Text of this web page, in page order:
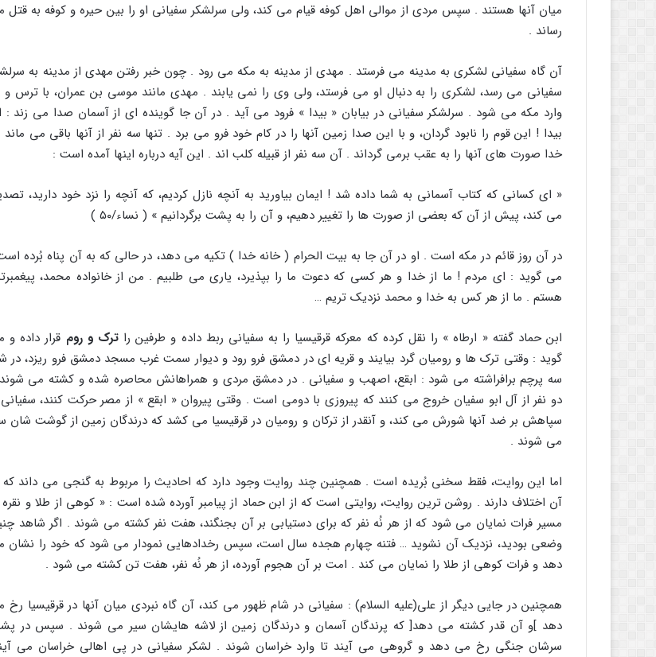
میان آنها هستند . سپس مردى از موالى اهل کوفه قیام مى کند، ولى سرلشکر سفیانى او را بین حیره و کوفه به قتل
رساند .
آن گاه سفیانى لشکرى به مدینه مى فرستد . مهدى از مدینه به مکه مى رود . چون خبر رفتن مهدى از مدینه به
سفیانى مى رسد، لشکرى را به دنبال او مى فرستد، ولى وى را نمى یابند . مهدى مانند موسى بن عمران، با ترس و
وارد مکه مى شود . سرلشکر سفیانى در بیابان « بیدا » فرود مى آید . در آن جا گوینده اى از آسمان صدا مى زند :
بیدا ! این قوم را نابود گردان، و با این صدا زمین آنها را در کام خود فرو مى برد . تنها سه نفر از آنها باقى مى ماند
خدا صورت هاى آنها را به عقب برمى گرداند . آن سه نفر از قبیله کلب اند . این آیه درباره اینها آمده است :
« اى کسانى که کتاب آسمانى به شما داده شد ! ایمان بیاورید به آنچه نازل کردیم، که آنچه را نزد خود دارید،
مى کند، پیش از آن که بعضى از صورت ها را تغییر دهیم، و آن را به پشت برگردانیم » ( نساء/۵۰ )
در آن روز قائم در مکه است . او در آن جا به بیت الحرام ( خانه خدا ) تکیه مى دهد، در حالى که به آن پناه بُرده
مى گوید : اى مردم ! ما از خدا و هر کسى که دعوت ما را بپذیرد، یارى مى طلبیم . من از خانواده محمد،
هستم . ما از هر کس به خدا و محمد نزدیک تریم …
ابن حماد گفته « ارطاه » را نقل کرده که معرکه قرقیسیا را به سفیانى ربط داده و طرفین را ترک و روم قرار داده و
گوید : وقتى ترک ها و رومیان گرد بیایند و قریه اى در دمشق فرو رود و دیوار سمت غرب مسجد دمشق فرو ریزد، در
سه پرچم برافراشته مى شود : ابقع، اصهب و سفیانى . در دمشق مردى و همراهانش محاصره شده و کشته مى
دو نفر از آل ابو سفیان خروج مى کنند که پیروزى با دومى است . وقتى پیروان « ابقع » از مصر حرکت کنند، سفیانى
سپاهش بر ضد آنها شورش مى کند، و آنقدر از ترکان و رومیان در قرقیسیا مى کشد که درندگان زمین از گوشت شان
مى شوند .
اما این روایت، فقط سخنى بُریده است . همچنین چند روایت وجود دارد که احادیث را مربوط به گنجى مى داند که
آن اختلاف دارند . روشن ترین روایت، روایتى است که از ابن حماد از پیامبر آورده شده است : « کوهى از طلا و نقره
مسیر فرات نمایان مى شود که از هر نُه نفر که براى دستیابى بر آن بجنگند، هفت نفر کشته مى شوند . اگر شاهد
وضعى بودید، نزدیک آن نشوید … فتنه چهارم هجده سال است، سپس رخدادهایى نمودار مى شود که خود را نشان
دهد و فرات کوهى از طلا را نمایان مى کند . امت بر آن هجوم آورده، از هر نُه نفر، هفت تن کشته مى شود .
همچنین در جایی دیگر از على(علیه السلام) : سفیانى در شام ظهور مى کند، آن گاه نبردى میان آنها در قرقیسیا رخ
دهد ]و آن قدر کشته مى دهد[ که پرندگان آسمان و درندگان زمین از لاشه هایشان سیر مى شوند . سپس در
سرشان جنگى رخ مى دهد و گروهى مى آیند تا وارد خراسان شوند . لشکر سفیانى در پى اهالى خراسان مى